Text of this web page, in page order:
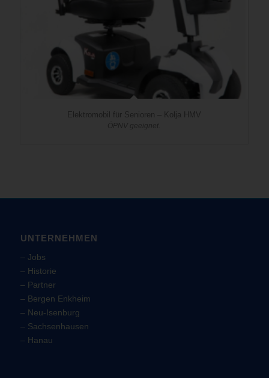
Elektromobil für Senioren – Kolja HMV
ÖPNV geeignet.
UNTERNEHMEN
– Jobs
– Historie
– Partner
– Bergen Enkheim
– Neu-Isenburg
– Sachsenhausen
– Hanau